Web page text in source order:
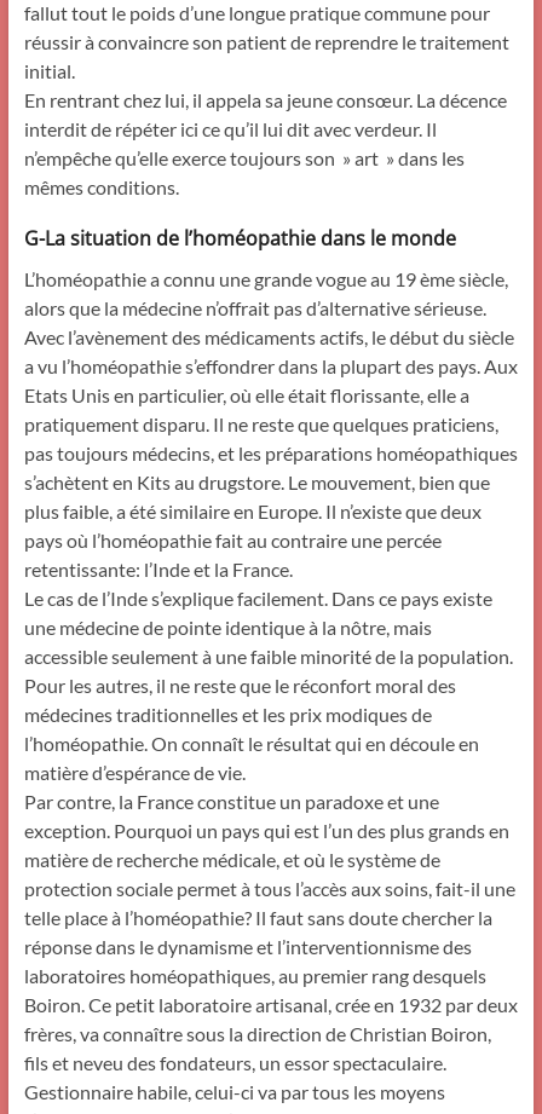
fallut tout le poids d’une longue pratique commune pour
réussir à convaincre son patient de reprendre le traitement
initial.
En rentrant chez lui, il appela sa jeune consœur. La décence
interdit de répéter ici ce qu’il lui dit avec verdeur. Il
n’empêche qu’elle exerce toujours son » art » dans les
mêmes conditions.
G-La situation de l’homéopathie dans le monde
L’homéopathie a connu une grande vogue au 19 ème siècle,
alors que la médecine n’offrait pas d’alternative sérieuse.
Avec l’avènement des médicaments actifs, le début du siècle
a vu l’homéopathie s’effondrer dans la plupart des pays. Aux
Etats Unis en particulier, où elle était florissante, elle a
pratiquement disparu. Il ne reste que quelques praticiens,
pas toujours médecins, et les préparations homéopathiques
s’achètent en Kits au drugstore. Le mouvement, bien que
plus faible, a été similaire en Europe. Il n’existe que deux
pays où l’homéopathie fait au contraire une percée
retentissante: l’Inde et la France.
Le cas de l’Inde s’explique facilement. Dans ce pays existe
une médecine de pointe identique à la nôtre, mais
accessible seulement à une faible minorité de la population.
Pour les autres, il ne reste que le réconfort moral des
médecines traditionnelles et les prix modiques de
l’homéopathie. On connaît le résultat qui en découle en
matière d’espérance de vie.
Par contre, la France constitue un paradoxe et une
exception. Pourquoi un pays qui est l’un des plus grands en
matière de recherche médicale, et où le système de
protection sociale permet à tous l’accès aux soins, fait-il une
telle place à l’homéopathie? Il faut sans doute chercher la
réponse dans le dynamisme et l’interventionnisme des
laboratoires homéopathiques, au premier rang desquels
Boiron. Ce petit laboratoire artisanal, crée en 1932 par deux
frères, va connaître sous la direction de Christian Boiron,
fils et neveu des fondateurs, un essor spectaculaire.
Gestionnaire habile, celui-ci va par tous les moyens